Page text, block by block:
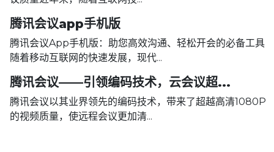
腾讯会议app手机版
腾讯会议App手机版：助您高效沟通、轻松开会的必备工具
随着移动互联网的快速发展，现代...
腾讯会议——引领编码技术，云会议超...
腾讯会议以其业界领先的编码技术，带来了超越高清1080P
的视频质量，使远程会议更加清...